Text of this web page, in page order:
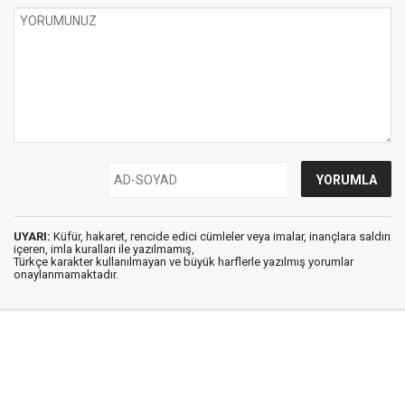
UYARI: Küfür, hakaret, rencide edici cümleler veya imalar, inançlara saldırı
içeren, imla kuralları ile yazılmamış,
Türkçe karakter kullanılmayan ve büyük harflerle yazılmış yorumlar
onaylanmamaktadır.